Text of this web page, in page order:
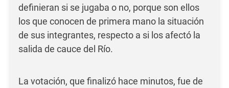
definieran si se jugaba o no, porque son ellos
los que conocen de primera mano la situación
de sus integrantes, respecto a si los afectó la
salida de cauce del Río.
La votación, que finalizó hace minutos, fue de